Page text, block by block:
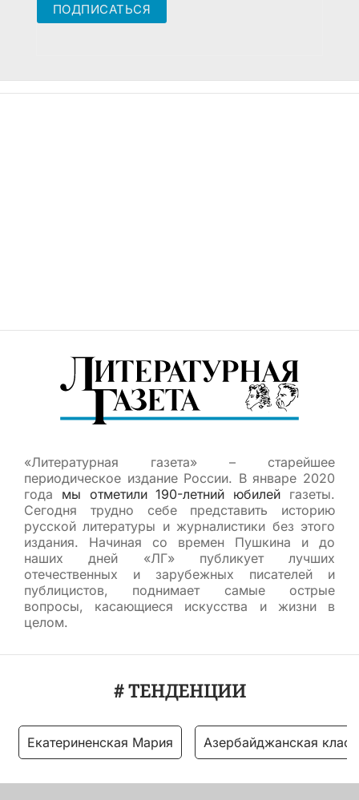
«Литературная газета» – старейшее
периодическое издание России. В январе 2020
года мы отметили 190-летний юбилей газеты.
Сегодня трудно себе представить историю
русской литературы и журналистики без этого
издания. Начиная со времен Пушкина и до
наших дней «ЛГ» публикует лучших
отечественных и зарубежных писателей и
публицистов, поднимает самые острые
вопросы, касающиеся искусства и жизни в
целом.
# ТЕНДЕНЦИИ
Екатериненская Мария Азербайджанская